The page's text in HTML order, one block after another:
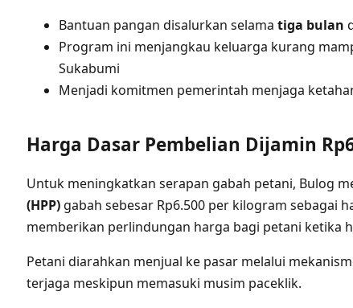
Bantuan pangan disalurkan selama tiga bulan
Program ini menjangkau keluarga kurang
Sukabumi
Menjadi komitmen pemerintah menjaga
Harga Dasar Pembelian Dijamin
Untuk meningkatkan serapan gabah petani, Bulog
(HPP) gabah sebesar Rp6.500 per kilogram sebagai
memberikan perlindungan harga bagi petani ketika
Petani diarahkan menjual ke pasar melalui
terjaga meskipun memasuki musim paceklik.